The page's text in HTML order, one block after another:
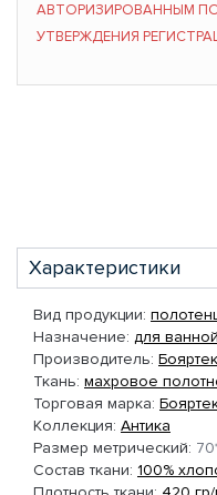
АВТОРИЗИРОВАННЫМ
УТВЕРЖДЕНИЯ
Характеристики
Вид продукции:
Назначение: для ванной
Производитель:
Ткань: махровое
Торговая марка:
Коллекция: Антика
Размер метрический:
Состав ткани: 100%